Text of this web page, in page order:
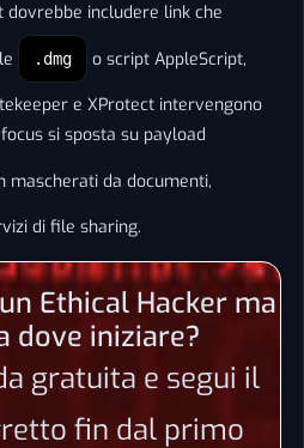
dovrebbe includere link che
.dmg
o script AppleScript,
e XProtect intervengono
si sposta su payload
mascherati da documenti,
di file sharing.
Ethical Hacker ma
dove iniziare?
gratuita e segui il
fin dal primo